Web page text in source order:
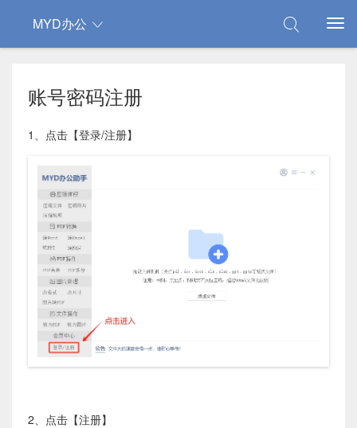
MYD办公
账号密码注册
1、点击【登录/注册】
2、点击【注册】